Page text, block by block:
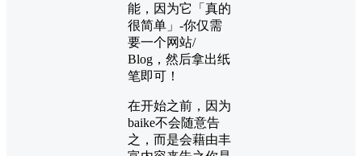
能，因为它「真的
很简单」-你仅需
要一个网站/
Blog，然后拿出纸
笔即可！
在开始之前，因为
baike不会随意告
之，而是会藉由丰